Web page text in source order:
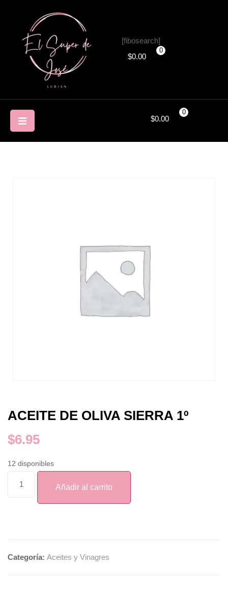
[fibosearch]
$0.00
0
$0.00
0
ACEITE DE OLIVA SIERRA 1º
$6.95
12 disponibles
Añadir al carrito
Categoría: Aceites y Vinagres